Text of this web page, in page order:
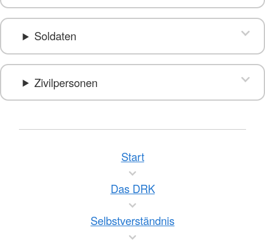
Soldaten
Zivilpersonen
Start
Das DRK
Selbstverständnis